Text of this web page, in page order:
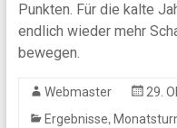
Punkten. Für die kalte
endlich wieder mehr
bewegen.
Webmaster
29.
Ergebnisse,